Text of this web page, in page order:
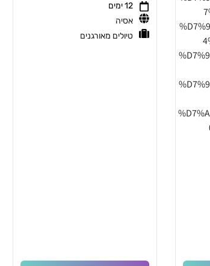
12 ימים
אסיה
טיולים מאורגנים